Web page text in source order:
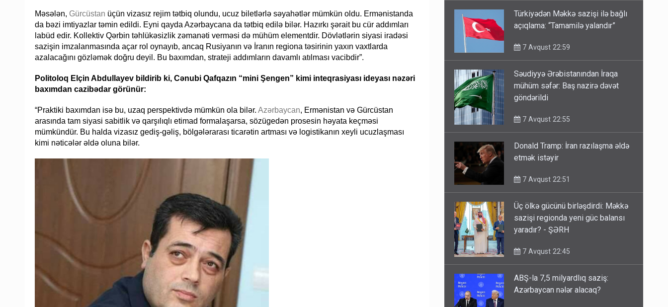
Məsələn, Gürcüstan üçün vizasız rejim tətbiq olundu, ucuz biletlərlə səyahətlər mümkün oldu. Ermənistanda
da bəzi imtiyazlar təmin edildi. Eyni qayda Azərbaycana da tətbiq edilə bilər. Hazırkı şərait bu cür addımları
labüd edir. Kollektiv Qərbin təhlükəsizlik zəmanəti verməsi də mühüm elementdir. Dövlətlərin siyasi iradəsi
sazişin imzalanmasında açar rol oynayıb, ancaq Rusiyanın və İranın regiona təsirinin yaxın vaxtlarda
azalacağını gözləmək doğru deyil. Bu baxımdan, strateji addımların davamlı atılması vacibdir”.
Politoloq Elçin Abdullayev bildirib ki, Cənubi Qafqazın “mini Şengen” kimi inteqrasiyası ideyası nəzəri
baxımdan cazibədar görünür:
“Praktiki baxımdan isə bu, uzaq perspektivdə mümkün ola bilər. Azərbaycan, Ermənistan və Gürcüstan
arasında tam siyasi sabitlik və qarşılıqlı etimad formalaşarsa, sözügedən prosesin həyata keçməsi
mümkündür. Bu halda vizasız gediş-gəliş, bölgələrarası ticarətin artması və logistikanın xeyli ucuzlaşması
kimi nəticələr əldə oluna bilər.
Türkiyədən Məkkə sazişi ilə bağlı
açıqlama: “Tamamilə yalandır”
7 Avqust 22:59
Səudiyyə Ərəbistanından İraqa
mühüm səfər: Baş nazirə dəvət
göndərildi
7 Avqust 22:55
Donald Tramp: İran razılaşma əldə
etmək istəyir
7 Avqust 22:51
Üç ölkə gücünü birləşdirdi: Məkkə
sazişi regionda yeni güc balansı
yaradır? - ŞƏRH
7 Avqust 22:45
ABŞ-la 7,5 milyardlıq saziş:
Azərbaycan nələr alacaq?